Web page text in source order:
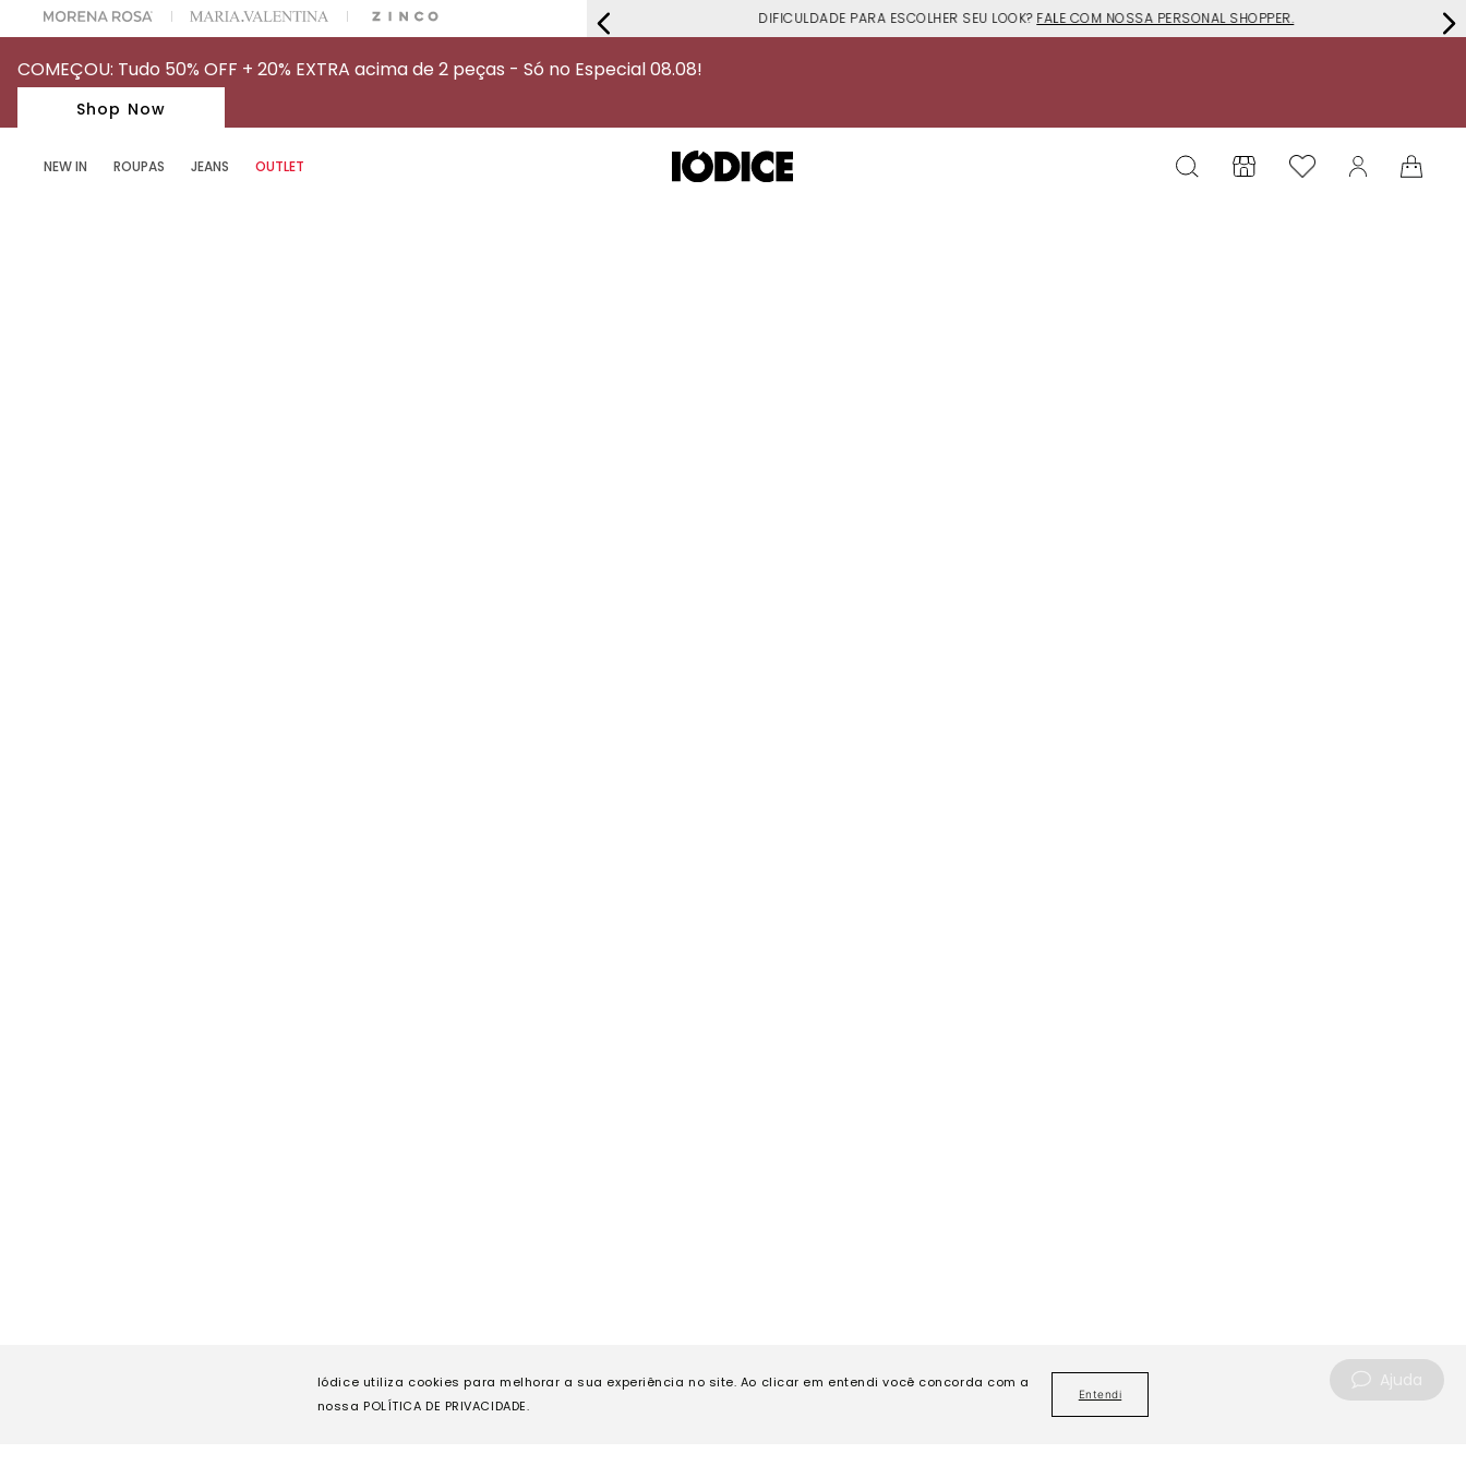
Iódice utiliza cookies para melhorar a sua experiência no site. Ao clicar em entendi você concorda com a
nossa POLÍTICA DE PRIVACIDADE.
Entendi
Ajuda
NA SUA 1° COMPRA USANDO O CUPOM: MYFIRSTIOD DIFICULDADE PARA ESCOLHER SEU LOOK? FALE COM NOSSA PERSONAL SHOPPER.
COMEÇOU: Tudo 50% OFF + 20% EXTRA acima de 2 peças - Só no Especial 08.08!
Shop Now
NEW IN ROUPAS JEANS OUTLET